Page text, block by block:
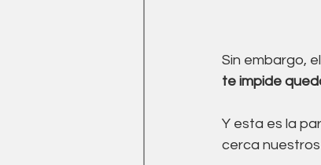
Sin embargo,
te impide
Y esta es la
cerca